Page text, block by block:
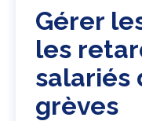
Gérer
les
salariés
grèves